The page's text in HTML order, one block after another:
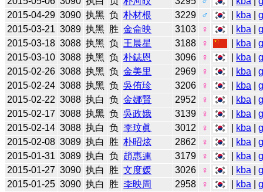
2015-04-29 3090 执黑 负 朴材根 3229 ♂ kba |
2015-03-21 3089 执黑 胜 金侖映 3103 ♀ kba |
2015-03-18 3088 执黑 负 王晨星 3188 ♀ kba |
2015-03-10 3088 执黑 负 朴鋕恩 3096 ♀ kba |
2015-02-26 3088 执黑 负 金美里 2969 ♀ kba |
2015-02-24 3088 执黑 负 吳侑珍 3206 ♀ kba |
2015-02-22 3088 执白 负 金娜賢 2952 ♀ kba |
2015-02-17 3088 执黑 负 吳政娥 3139 ♀ kba |
2015-02-14 3088 执白 负 李玟眞 3012 ♀ kba |
2015-02-08 3089 执白 胜 朴昭炫 2862 ♀ kba |
2015-01-31 3089 执白 负 趙惠連 3179 ♀ kba |
2015-01-27 3090 执白 胜 文度媛 3026 ♀ kba |
2015-01-25 3090 执白 胜 李映周 2958 ♀ kba |